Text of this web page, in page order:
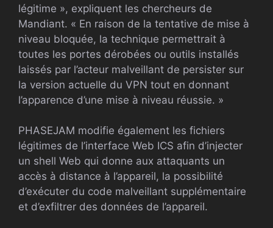
légitime », expliquent les chercheurs de
Mandiant. « En raison de la tentative de mise à
niveau bloquée, la technique permettrait à
toutes les portes dérobées ou outils installés
laissés par l’acteur malveillant de persister sur
la version actuelle du VPN tout en donnant
l’apparence d’une mise à niveau réussie. »
PHASEJAM modifie également les fichiers
légitimes de l’interface Web ICS afin d’injecter
un shell Web qui donne aux attaquants un
accès à distance à l’appareil, la possibilité
d’exécuter du code malveillant supplémentaire
et d’exfiltrer des données de l’appareil.